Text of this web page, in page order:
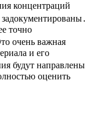
концентраций
точно
очень важная
и его
будут направлены
оценить